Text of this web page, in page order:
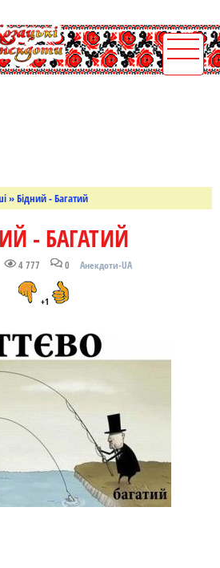
» Бідний - Багатий
- БАГАТИЙ
4 777 0 Анекдоти-UA
+1